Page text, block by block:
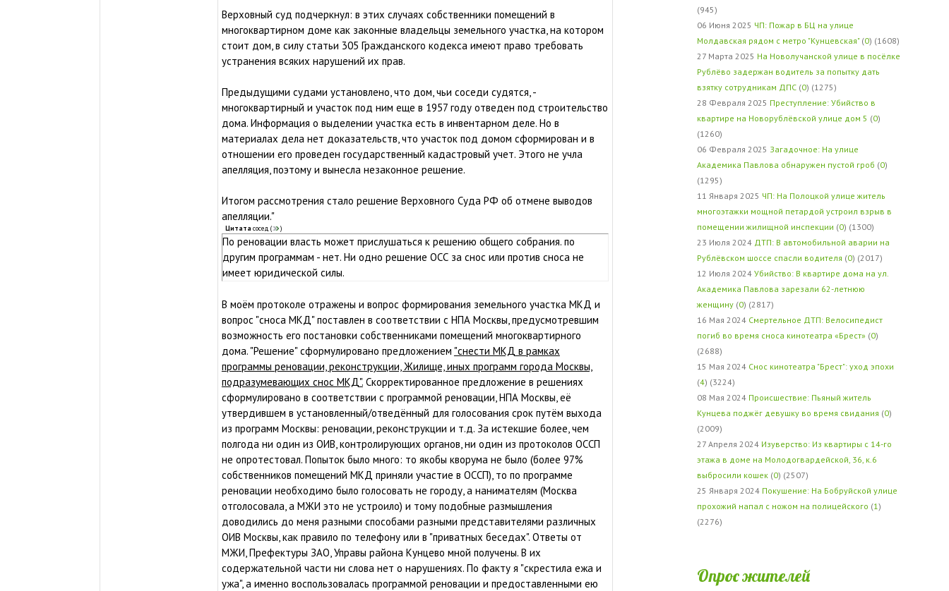
Верховный суд подчеркнул: в этих случаях собственники помещений в
многоквартирном доме как законные владельцы земельного участка, на котором
стоит дом, в силу статьи 305 Гражданского кодекса имеют право требовать
устранения всяких нарушений их прав.
Предыдущими судами установлено, что дом, чьи соседи судятся, -
многоквартирный и участок под ним еще в 1957 году отведен под строительство
дома. Информация о выделении участка есть в инвентарном деле. Но в
материалах дела нет доказательств, что участок под домом сформирован и в
отношении его проведен государственный кадастровый учет. Этого не учла
апелляция, поэтому и вынесла незаконное решение.
Итогом рассмотрения стало решение Верховного Суда РФ об отмене выводов
апелляции."
Цитата сосед ( )
По реновации власть может прислушаться к решению общего собрания. по
другим программам - нет. Ни одно решение ОСС за снос или против сноса не
имеет юридической силы.
В моём протоколе отражены и вопрос формирования земельного участка МКД и
вопрос "сноса МКД" поставлен в соответствии с НПА Москвы, предусмотревшим
возможность его постановки собственниками помещений многоквартирного
дома. "Решение" сформулировано предложением "снести МКД в рамках
программы реновации, реконструкции, Жилище, иных программ города Москвы,
подразумевающих снос МКД".Скорректированное предложение в решениях
сформулировано в соответствии с программой реновации, НПА Москвы, её
утвердившем в установленный/отведённый для голосования срок путём выхода
из программ Москвы: реновации, реконструкции и т.д. За истекшие более, чем
полгода ни один из ОИВ, контролирующих органов, ни один из протоколов ОССП
не опротестовал. Попыток было много: то якобы кворума не было (более 97%
собственников помещений МКД приняли участие в ОССП), то по программе
реновации необходимо было голосовать не городу, а нанимателям (Москва
отголосовала, а МЖИ это не устроило) и тому подобные размышления
доводились до меня разными способами разными представителями различных
ОИВ Москвы, как правило по телефону или в "приватных беседах". Ответы от
МЖИ, Префектуры ЗАО, Управы района Кунцево мной получены. В их
содержательной части ни слова нет о нарушениях. По факту я "скрестила ежа и
ужа", а именно воспользовалась программой реновации и предоставленными ею
(945)
06 Июня 2025 ЧП: Пожар в БЦ на улице
Молдавская рядом с метро "Кунцевская" (0) (1608)
27 Марта 2025 На Новолучанской улице в посёлке
Рублёво задержан водитель за попытку дать
взятку сотрудникам ДПС (0) (1275)
28 Февраля 2025 Преступление: Убийство в
квартире на Новорублёвской улице дом 5 (0)
(1260)
06 Февраля 2025 Загадочное: На улице
Академика Павлова обнаружен пустой гроб (0)
(1295)
11 Января 2025 ЧП: На Полоцкой улице житель
многоэтажки мощной петардой устроил взрыв в
помещении жилищной инспекции (0) (1300)
23 Июля 2024 ДТП: В автомобильной аварии на
Рублёвском шоссе спасли водителя (0) (2017)
12 Июля 2024 Убийство: В квартире дома на ул.
Академика Павлова зарезали 62-летнюю
женщину (0) (2817)
16 Мая 2024 Смертельное ДТП: Велосипедист
погиб во время сноса кинотеатра «Брест» (0)
(2688)
15 Мая 2024 Снос кинотеатра "Брест": уход эпохи
(4) (3224)
08 Мая 2024 Происшествие: Пьяный житель
Кунцева поджёг девушку во время свидания (0)
(2009)
27 Апреля 2024 Изуверство: Из квартиры с 14-го
этажа в доме на Молодогвардейской, 36, к.6
выбросили кошек (0) (2507)
25 Января 2024 Покушение: На Бобруйской улице
прохожий напал с ножом на полицейского (1)
(2276)
Опрос жителей